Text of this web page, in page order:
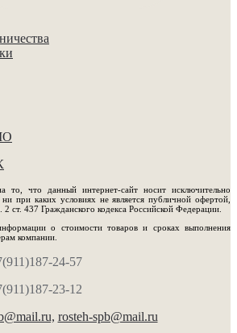
что данный интернет-сайт носит исключительно
при каких условиях не является публичной офертой,
ст. 437 Гражданского кодекса Российской Федерации.
о стоимости товаров и сроках выполнения
компании.
24-57
23-12
rosteh-spb@mail.ru